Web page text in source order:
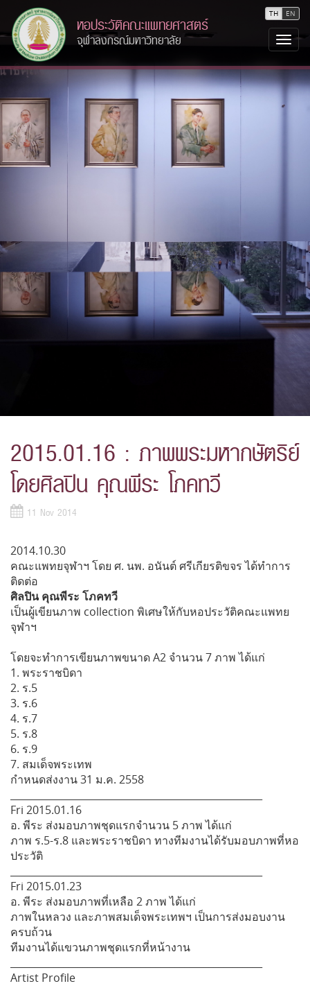
TH EN
หอประวัติคณะแพทยศาสตร์
จุฬาลงกรณ์มหาวิทยาลัย
2015.01.16 : ภาพพระมหากษัตริย์
โดยศิลปิน คุณพีระ โภคทวี
11 Nov 2014
2014.10.30
คณะแพทยจุฬาฯ โดย ศ. นพ. อนันต์ ศรีเกียรติขจร ได้ทำการ
ติดต่อ
ศิลปิน คุณพีระ โภคทวี
เป็นผู้เขียนภาพ collection พิเศษให้กับหอประวัติคณะแพทย
จุฬาฯ
โดยจะทำการเขียนภาพขนาด A2 จำนวน 7 ภาพ ได้แก่
1. พระราชบิดา
2. ร.5
3. ร.6
4. ร.7
5. ร.8
6. ร.9
7. สมเด็จพระเทพ
กำหนดส่งงาน 31 ม.ค. 2558
Fri 2015.01.16
อ. พีระ ส่งมอบภาพชุดแรกจำนวน 5 ภาพ ได้แก่
ภาพ ร.5-ร.8 และพระราชบิดา ทางทีมงานได้รับมอบภาพที่หอ
ประวัติ
Fri 2015.01.23
อ. พีระ ส่งมอบภาพที่เหลือ 2 ภาพ ได้แก่
ภาพในหลวง และภาพสมเด็จพระเทพฯ เป็นการส่งมอบงาน
ครบถ้วน
ทีมงานได้แขวนภาพชุดแรกที่หน้างาน
Artist Profile